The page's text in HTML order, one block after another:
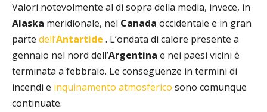
Valori notevolmente al di sopra della media, invece, in
Alaska meridionale, nel Canada occidentale e in gran
parte dell’Antartide . L’ondata di calore presente a
gennaio nel nord dell’Argentina e nei paesi vicini è
terminata a febbraio. Le conseguenze in termini di
incendi e inquinamento atmosferico sono comunque
continuate.